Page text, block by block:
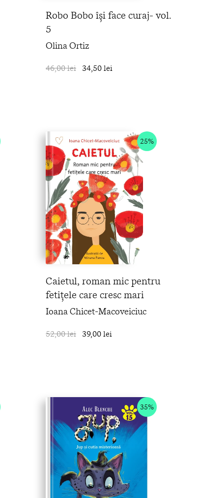
Robo Bobo își face curaj- vol.
5
Olina Ortiz
46,00 lei 34,50 lei
25%
Caietul, roman mic pentru
fetițele care cresc mari
Ioana Chicet-Macoveiciuc
52,00 lei 39,00 lei
35%